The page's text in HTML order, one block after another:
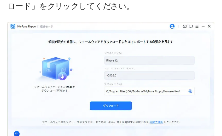
ロード」をクリックしてください。